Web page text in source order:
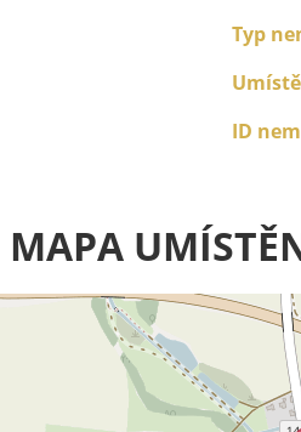
Typ
ID
MAPA